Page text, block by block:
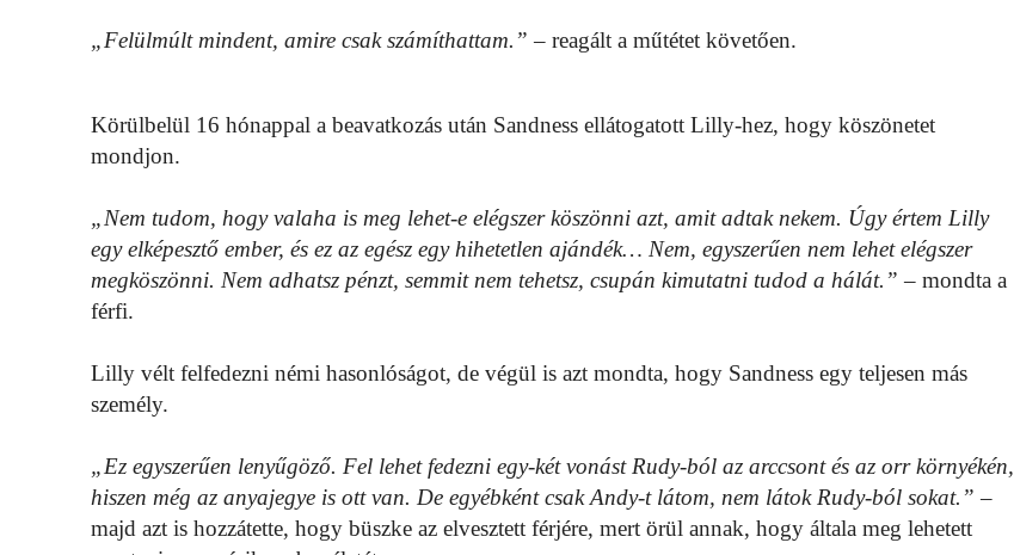
„Felülmúlt mindent, amire csak számíthattam.” – reagált a műtétet követően.
Körülbelül 16 hónappal a beavatkozás után Sandness ellátogatott Lilly-hez, hogy köszönetet
mondjon.
„Nem tudom, hogy valaha is meg lehet-e elégszer köszönni azt, amit adtak nekem. Úgy értem Lilly
egy elképesztő ember, és ez az egész egy hihetetlen ajándék… Nem, egyszerűen nem lehet elégszer
megköszönni. Nem adhatsz pénzt, semmit nem tehetsz, csupán kimutatni tudod a hálát.”– mondta a
férfi.
Lilly vélt felfedezni némi hasonlóságot, de végül is azt mondta, hogy Sandness egy teljesen más
személy.
„Ez egyszerűen lenyűgöző. Fel lehet fedezni egy-két vonást Rudy-ból az arccsont és az orr környékén,
hiszen még az anyajegye is ott van. De egyébként csak Andy-t látom, nem látok Rudy-ból sokat.” –
majd azt is hozzátette, hogy büszke az elvesztett férjére, mert örül annak, hogy általa meg lehetett